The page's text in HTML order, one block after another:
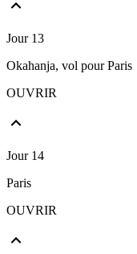
Jour 13
Okahanja, vol pour Paris
OUVRIR
Jour 14
Paris
OUVRIR